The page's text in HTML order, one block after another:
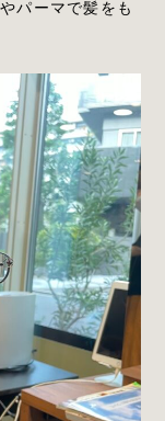
パーマで髪をも